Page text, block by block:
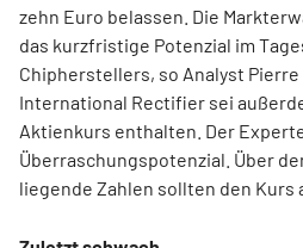
zehn Euro belassen. Die
das kurzfristige Potenzial im
Chipherstellers, so Analyst
International Rectifier sei
Aktienkurs enthalten. Der
Überraschungspotenzial. Über
liegende Zahlen sollten den Kurs